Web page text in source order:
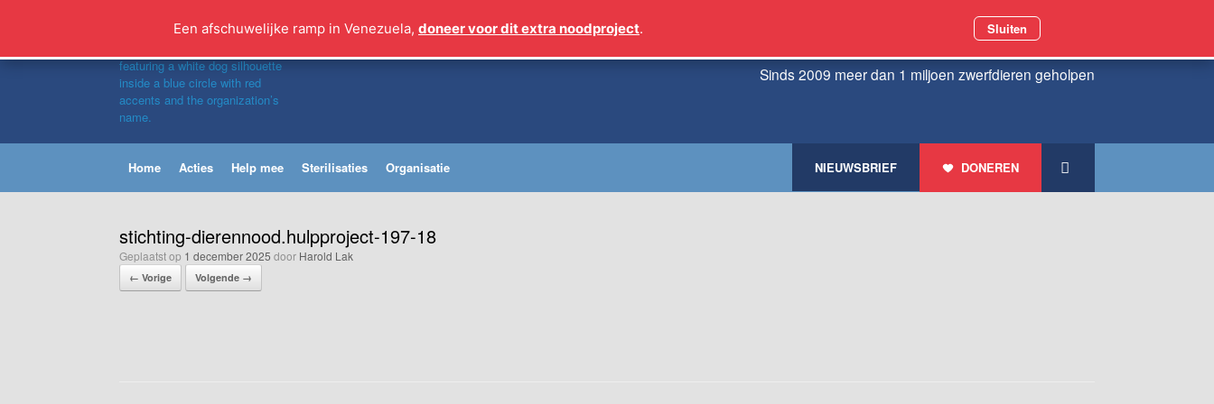
inhoud
Sinds 2009 meer dan 1 miljoen zwerfdieren geholpen
Home Acties Help mee Sterilisaties Organisatie DONEREN
NIEUWSBRIEF
stichting-dierennood.hulpproject-197-18
Geplaatst op 1 december 2025 door Harold Lak
← Vorige Volgende →
Een afschuwelijke ramp in Venezuela, doneer voor dit extra noodproject. Sluiten